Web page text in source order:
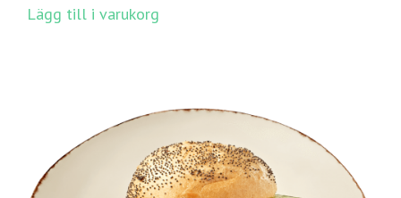
Lägg till i varukorg